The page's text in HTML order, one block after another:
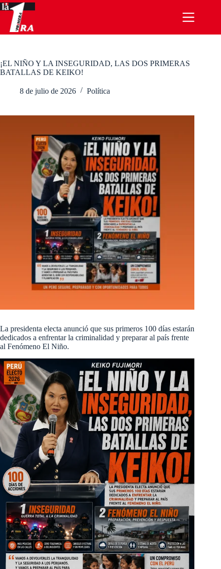
Saltar
al
contenido
¡EL NIÑO Y LA INSEGURIDAD, LAS DOS PRIMERAS
BATALLAS DE KEIKO!
8 de julio de 2026 Política
La presidenta electa anunció que sus primeros 100 días estarán
dedicados a enfrentar la criminalidad y preparar al país frente
al Fenómeno El Niño.